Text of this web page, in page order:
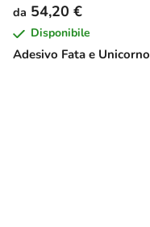
Adesivo Fata e Unicorno
da 54,20 €
Disponibile